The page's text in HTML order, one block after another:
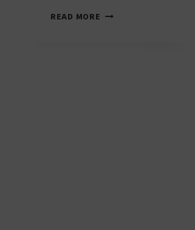
READ MORE CA-